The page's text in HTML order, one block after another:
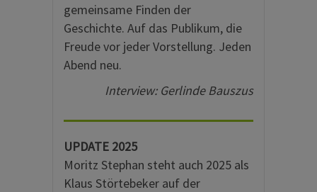
gemeinsame Finden der
Geschichte. Auf das Publikum, die
Freude vor jeder Vorstellung. Jeden
Abend neu.
Interview: Gerlinde Bauszus
UPDATE 2025
Moritz Stephan steht auch 2025 als
Klaus Störtebeker auf der